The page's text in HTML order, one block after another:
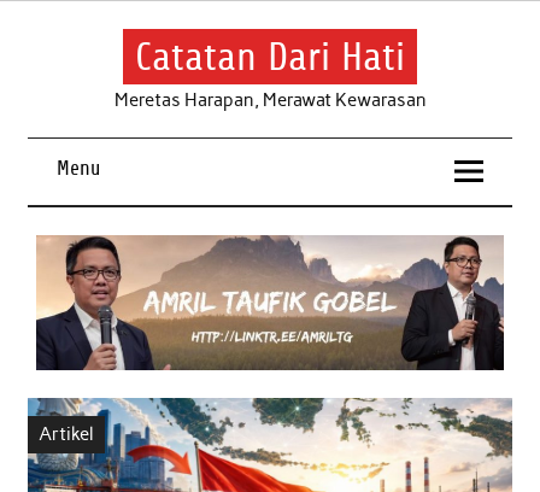
Skip
Catatan Dari Hati
Meretas Harapan, Merawat Kewarasan
Menu
Artikel